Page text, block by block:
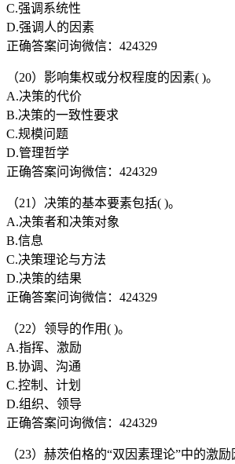
C.强调系统性
D.强调人的因素
正确答案问询微信：424329
（20）影响集权或分权程度的因素( )。
A.决策的代价
B.决策的一致性要求
C.规模问题
D.管理哲学
正确答案问询微信：424329
（21）决策的基本要素包括( )。
A.决策者和决策对象
B.信息
C.决策理论与方法
D.决策的结果
正确答案问询微信：424329
（22）领导的作用( )。
A.指挥、激励
B.协调、沟通
C.控制、计划
D.组织、领导
正确答案问询微信：424329
（23）赫茨伯格的“双因素理论”中的激励